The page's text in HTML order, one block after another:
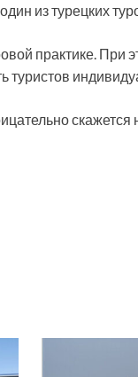
из турецких
практике. При
туристов
скажется